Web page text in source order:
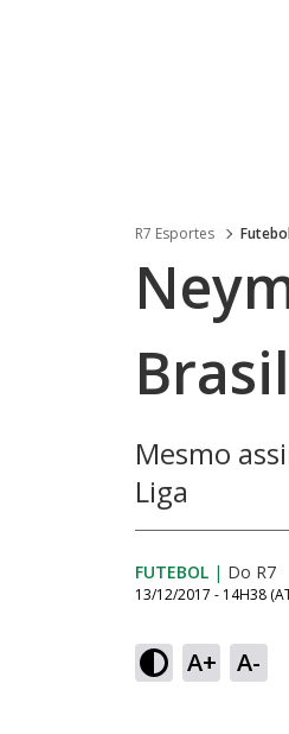
R7 Esportes
Mesmo
Liga
FUTEBOL | Do R7
13/12/2017 - 14H38
A+ A-